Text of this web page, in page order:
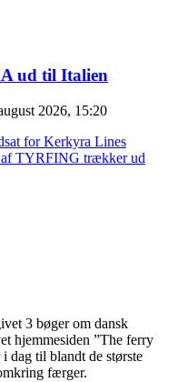
ud til Italien
2026, 15:20
for Kerkyra Lines
TYRFING trækker ud
3 bøger om dansk
hjemmesiden ”The ferry
dag til blandt de største
færger.